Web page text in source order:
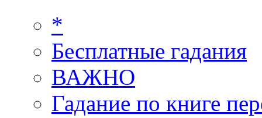
*
Бесплатные гадания
ВАЖНО
Гадание по книге